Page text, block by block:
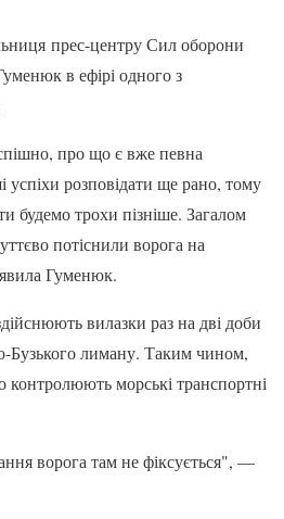
прес-центру Сил оборони
в ефірі одного з
про що є вже певна
успіхи розповідати ще рано, тому
будемо трохи пізніше. Загалом
потіснили ворога на
Гуменюк.
вилазки раз на дві доби
Бузького лиману. Таким чином,
контролюють морські транспортні
ворога там не фіксується", —